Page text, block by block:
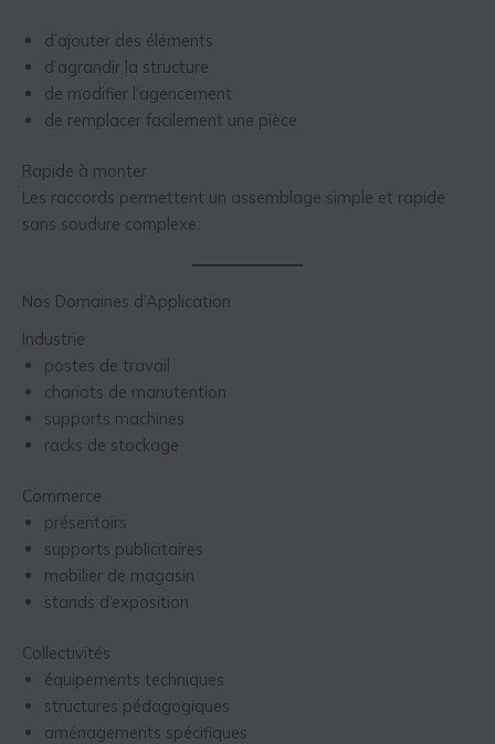
d’ajouter des éléments
d’agrandir la structure
de modifier l’agencement
de remplacer facilement une pièce
Rapide à monter
Les raccords permettent un assemblage simple et rapide
sans soudure complexe.
Nos Domaines d’Application
Industrie
postes de travail
chariots de manutention
supports machines
racks de stockage
Commerce
présentoirs
supports publicitaires
mobilier de magasin
stands d’exposition
Collectivités
équipements techniques
structures pédagogiques
aménagements spécifiques